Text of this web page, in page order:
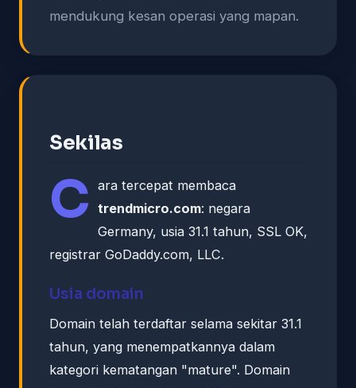
mendukung kesan operasi yang mapan.
Sekilas
C ara tercepat membaca
trendmicro.com: negara
Germany, usia 31.1 tahun, SSL OK,
registrar GoDaddy.com, LLC.
Usia domain
Domain telah terdaftar selama sekitar 31.1
tahun, yang menempatkannya dalam
kategori kematangan "mature". Domain